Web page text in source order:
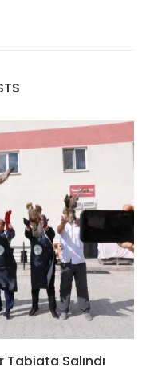
Tabiata Salındı